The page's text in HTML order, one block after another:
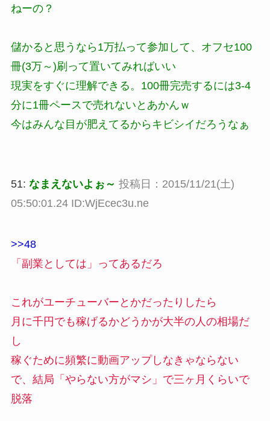
ねーの？
儲かると思うなら1万払って参加して、オフセ100
冊(3万～)刷って置いてみればいい
現実をすぐに理解できる。100冊完売するには3-4
分に1冊ペースで売れないとあかんｗ
今はみんな目が肥えてるからキビシイだろうなぁ
51: なまえないよぉ～ 投稿日：2015/11/21(土)
05:50:01.24 ID:WjEcec3u.ne
>>48
「副業としては」ってあるだろ
これがユーチューバーとかだったりしたら
月に千円でも稼げるかどうかが大半の人の相場だ
し
稼ぐために頻繁に動画アップしなきゃならない
で、結局「やらない方がマシ」で三ヶ月くらいで
脱落